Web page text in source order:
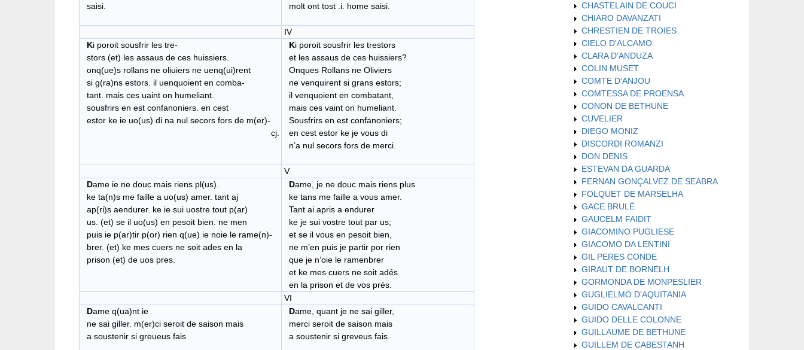
saisi.
molt ont tost .i. home saisi.
IV
Ki poroit sousfrir les tre-
stors (et) les assaus de ces huissiers.
onq(ue)s rollans ne oliuiers ne uenq(ui)rent
si g(ra)ns estors. il uenquoient en comba-
tant. mais ces uaint on humeliant.
sousfrirs en est confanoniers. en cest
estor ke ie uo(us) di na nul secors fors de m(er)-
cj.
Ki poroit sousfrir les trestors
et les assaus de ces huissiers?
Onques Rollans ne Oliviers
ne venquirent si grans estors;
il venquoient en combatant,
mais ces vaint on humeliant.
Sousfrirs en est confanoniers;
en cest estor ke je vous di
n’a nul secors fors de merci.
V
Dame ie ne douc mais riens pl(us).
ke ta(n)s me faille a uo(us) amer. tant aj
ap(ri)s aendurer. ke ie sui uostre tout p(ar)
us. (et) se il uo(us) en pesoit bien. ne men
puis ie p(ar)tir p(or) rien q(ue) ie noie le rame(n)-
brer. (et) ke mes cuers ne soit ades en la
prison (et) de uos pres.
Dame, je ne douc mais riens plus
ke tans me faille a vous amer.
Tant ai apris a endurer
ke je sui vostre tout par us;
et se il vous en pesoit bien,
ne m’en puis je partir por rien
que je n’oie le ramenbrer
et ke mes cuers ne soit adés
en la prison et de vos prés.
VI
Dame q(ua)nt ie
ne sai giller. m(er)ci seroit de saison mais
a soustenir si greueus fais
Dame, quant je ne sai giller,
merci seroit de saison mais
a soustenir si greveus fais.
CHASTELAIN DE COUCI
CHIARO DAVANZATI
CHRESTIEN DE TROIES
CIELO D'ALCAMO
CLARA D'ANDUZA
COLIN MUSET
COMTE D'ANJOU
COMTESSA DE PROENSA
CONON DE BETHUNE
CUVELIER
DIEGO MONIZ
DISCORDI ROMANZI
DON DENIS
ESTEVAN DA GUARDA
FERNAN GONÇALVEZ DE SEABRA
FOLQUET DE MARSELHA
GACE BRULÉ
GAUCELM FAIDIT
GIACOMINO PUGLIESE
GIACOMO DA LENTINI
GIL PERES CONDE
GIRAUT DE BORNELH
GORMONDA DE MONPESLIER
GUGLIELMO D'AQUITANIA
GUIDO CAVALCANTI
GUIDO DELLE COLONNE
GUILLAUME DE BETHUNE
GUILLEM DE CABESTANH